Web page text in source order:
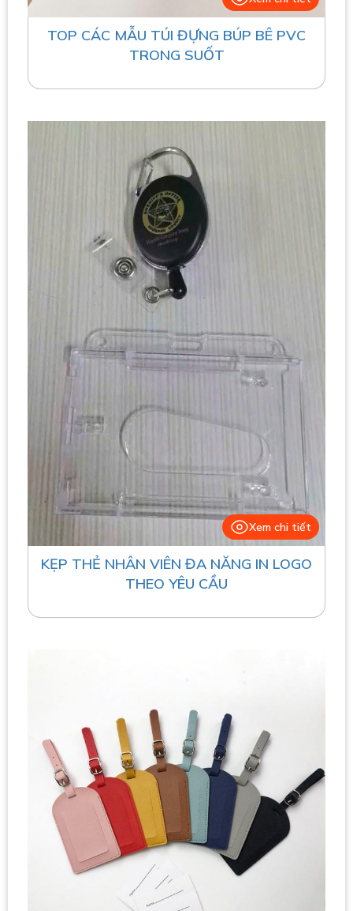
TOP CÁC MẪU TÚI ĐỰNG BÚP BÊ PVC
TRONG SUỐT
Xem chi tiết
KẸP THẺ NHÂN VIÊN ĐA NĂNG IN LOGO
THEO YÊU CẦU